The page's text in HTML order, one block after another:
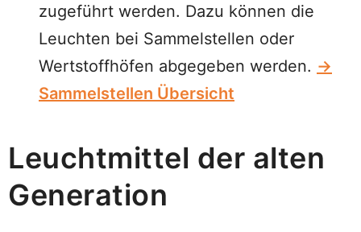
zugeführt werden. Dazu können die
Leuchten bei Sammelstellen oder
Wertstoffhöfen abgegeben werden. →
Sammelstellen Übersicht
Leuchtmittel der alten
Generation